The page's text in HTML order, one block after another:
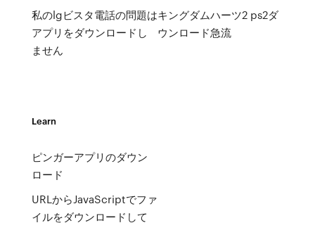
私のlgビスタ電話の問題は
アプリをダウンロードし
ません
キングダムハーツ2 ps2ダ
ウンロード急流
Learn
ピンガーアプリのダウン
ロード
URLからJavaScriptでファ
イルをダウンロードして